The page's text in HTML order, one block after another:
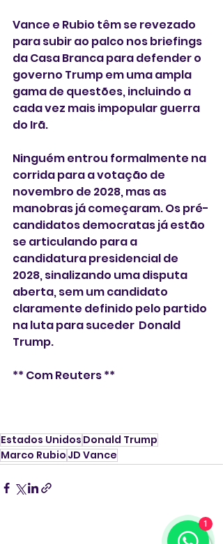
Vance e Rubio têm se revezado
para subir ao palco ‌nos briefings
da Casa Branca para defender o
governo Trump em uma ampla
gama ⁠de questões, incluindo a
cada vez mais impopular guerra
do Irã.
Ninguém entrou formalmente na
corrida para a votação de
novembro de 2028, mas as
manobras já começaram. Os pré-
candidatos democratas já estão
se articulando para a
candidatura presidencial de
2028, sinalizando uma disputa
aberta, sem um candidato
claramente definido pelo partido
na luta para suceder  Donald
Trump.
** Com Reuters **
Estados Unidos Donald Trump
Marco Rubio JD Vance
1